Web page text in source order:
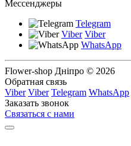
Мессенджеры
Telegram
Viber Viber
WhatsApp
Flower-shop Дніпро © 2026
Обратная связь
Viber Viber Telegram WhatsApp
Заказать звонок
Связаться с нами